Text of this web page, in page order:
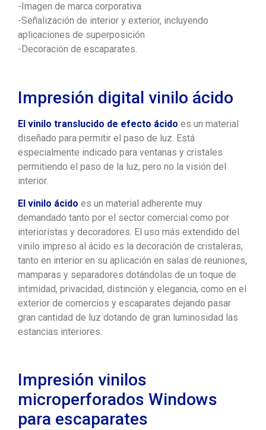
-Imagen de marca corporativa
-Señalización de interior y exterior, incluyendo
aplicaciones de superposición
-Decoración de escaparates.
Impresión digital vinilo ácido
El vinilo translucido de efecto ácido es un material
diseñado para permitir el paso de luz. Está
especialmente indicado para ventanas y cristales
permitiendo el paso de la luz, pero no la visión del
interior.
El vinilo ácido es un material adherente muy
demandado tanto por el sector comercial como por
interioristas y decoradores. El uso más extendido del
vinilo impreso al ácido es la decoración de cristaleras,
tanto en interior en su aplicación en salas de reuniones,
mamparas y separadores dotándolas de un toque de
intimidad, privacidad, distinción y elegancia, como en el
exterior de comercios y escaparates dejando pasar
gran cantidad de luz dotando de gran luminosidad las
estancias interiores.
Impresión vinilos
microperforados Windows
para escaparates